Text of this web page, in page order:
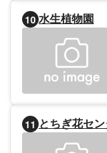
10 水生植物園
11 とちぎ花セ